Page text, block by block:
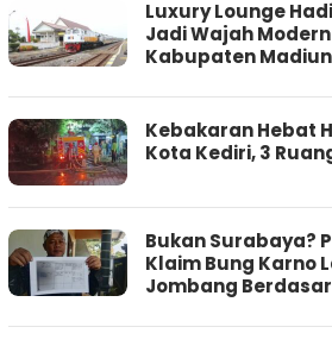
Luxury Lounge
Jadi Wajah
Kabupaten Madiun
Kebakaran Hebat
Kota Kediri, 3
Bukan Surabaya?
Klaim Bung Karno
Jombang